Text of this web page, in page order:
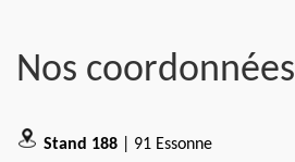
Nos coordonnées
Stand 188 | 91 Essonne